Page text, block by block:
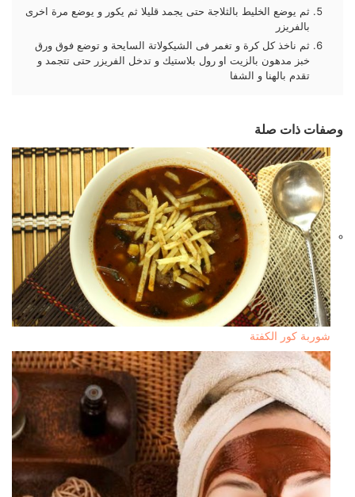
ثم يوضع الخليط بالثلاجة حتى يجمد قليلا ثم يكور و يوضع مرة اخرى
بالفريزر
ثم ناخذ كل كرة و تغمر فى الشيكولاتة السايحة و توضع فوق ورق
خبز مدهون بالزيت او رول بلاستيك و تدخل الفريزر حتى تتجمد و
تقدم بالهنا و الشفا
وصفات ذات صلة
شوربة كور الكفتة